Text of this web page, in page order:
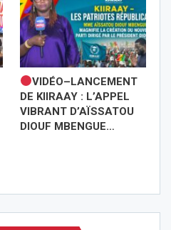
VIDÉO–LANCEMENT
DE KIIRAAY : L’APPEL
VIBRANT D’AÏSSATOU
DIOUF MBENGUE…